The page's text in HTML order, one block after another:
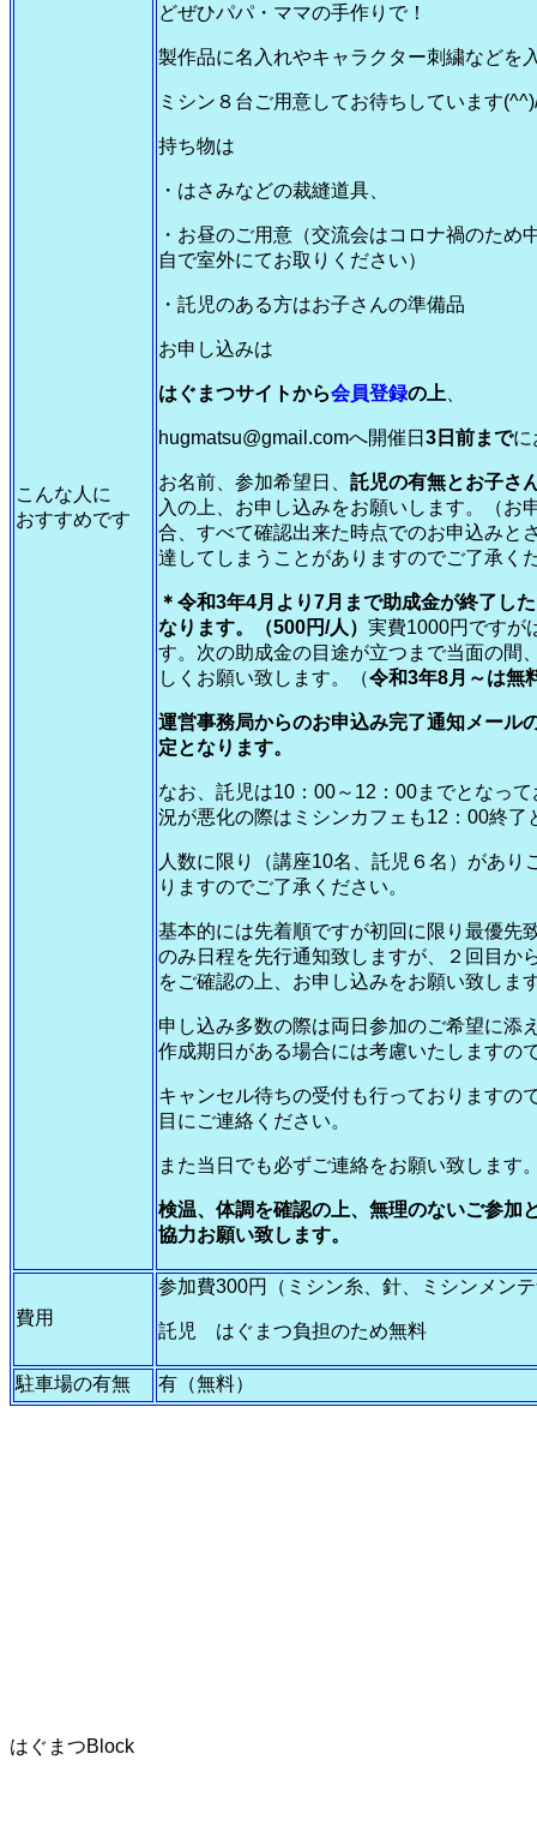
こんな人に
おすすめです
どぜひパパ・ママの手作りで！
製作品に名入れやキャラクター刺繍などを
ミシン８台ご用意してお待ちしています
持ち物は
・はさみなどの裁縫道具、
・お昼のご用意（交流会はコロナ禍のため
自で室外にてお取りください）
・託児のある方はお子さんの準備品
お申し込みは
はぐまつサイトから会員登録の上
hugmatsu@gmail.comへ開催日 3日前までに
お名前、参加希望日、 託児の有無とお子さ
入の上、お申し込みをお願いします。（お
合、すべて確認出来た時点でのお申込みと
達してしまうことがありますのでご了承く
＊令和3年4月より7月まで助成金が終了し
なります。（500円/人） 実費1000円ですが
す。次の助成金の目途が立つまで当面の間
しくお願い致します。（令和3年8月～は無
運営事務局からのお申込み完了通知メール
定となります。
なお、託児は10：00～12：00までとなっ
況が悪化の際はミシンカフェも12：00終了
人数に限り（講座10名、託児６名）があり
りますのでご了承ください。
基本的には先着順ですが初回に限り最優先
のみ日程を先行通知致しますが、２回目か
をご確認の上、お申し込みをお願い致しま
申し込み多数の際は両日参加のご希望に添
作成期日がある場合には考慮いたしますの
キャンセル待ちの受付も行っておりますの
目にご連絡ください。
また当日でも必ずご連絡をお願い致します
検温、体調を確認の上、無理のないご参加
協力お願い致します。
費用
参加費300円（ミシン糸、針、ミシンメン
託児 はぐまつ負担のため無料
駐車場の有無 有（無料）
はぐまつBlock